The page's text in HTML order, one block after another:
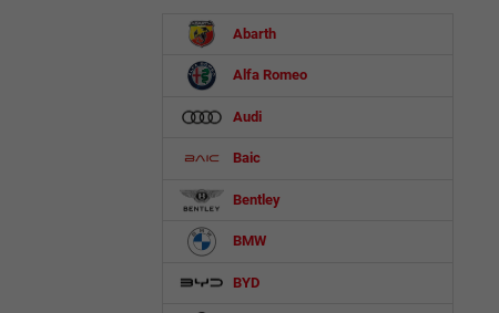
Abarth
Alfa Romeo
Audi
Baic
Bentley
BMW
BYD